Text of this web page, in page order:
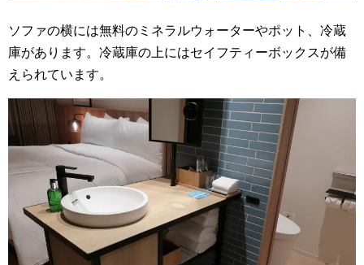
ソファの横には無料のミネラルウォーターやポット、冷蔵
庫があります。 冷蔵庫の上にはセイフティーボックスが備
えられています。